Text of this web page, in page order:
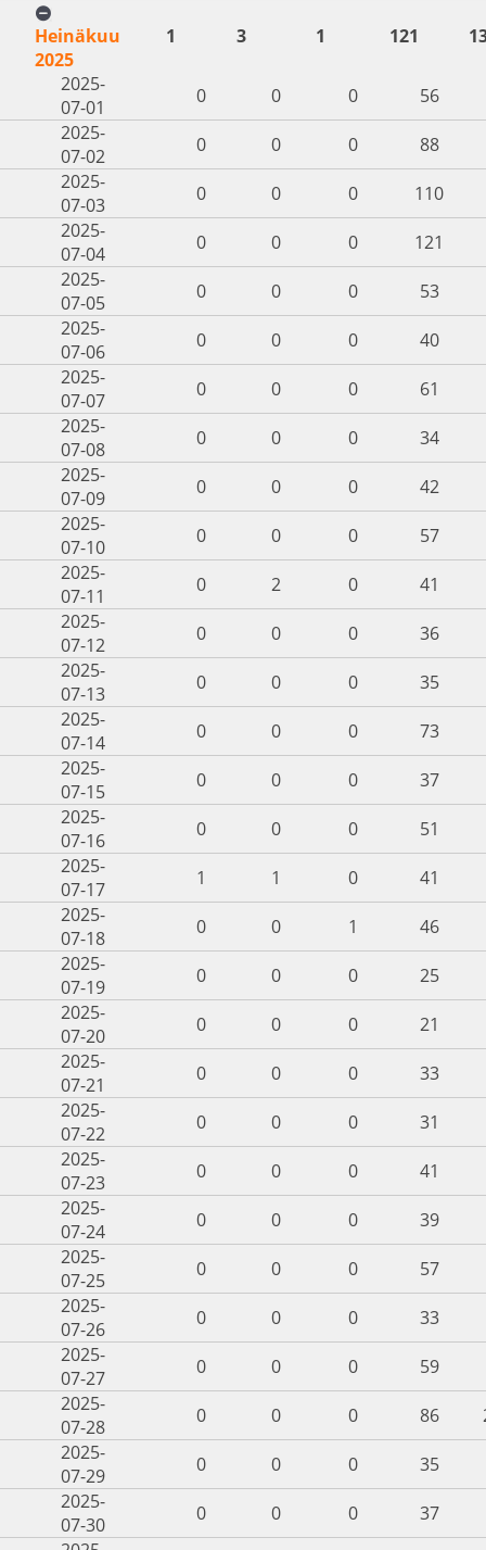
Heinäkuu
2025
1 3 1 121
2025-
07-01
0 0 0
56
2025-
07-02
0 0 0
88
2025-
07-03
0 0 0
110
2025-
07-04
0 0 0
121
2025-
07-05
0 0 0
53
2025-
07-06
0 0 0
40
2025-
07-07
0 0 0
61
2025-
07-08
0 0 0
34
2025-
07-09
0 0 0
42
2025-
07-10
0 0 0
57
2025-
07-11
0 2 0
41
2025-
07-12
0 0 0
36
2025-
07-13
0 0 0
35
2025-
07-14
0 0 0
73
2025-
07-15
0 0 0
37
2025-
07-16
0 0 0
51
2025-
07-17
1 1 0
41
2025-
07-18
0 0 1
46
2025-
07-19
0 0 0
25
2025-
07-20
0 0 0
21
2025-
07-21
0 0 0
33
2025-
07-22
0 0 0
31
2025-
07-23
0 0 0
41
2025-
07-24
0 0 0
39
2025-
07-25
0 0 0
57
2025-
07-26
0 0 0
33
2025-
07-27
0 0 0
59
2025-
07-28
0 0 0 86
2025-
07-29
0 0 0
35
2025-
07-30
0 0 0
37